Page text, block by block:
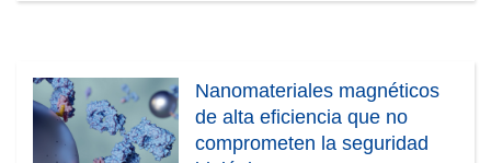
Nanomateriales magnéticos
de alta eficiencia que no
comprometen la seguridad